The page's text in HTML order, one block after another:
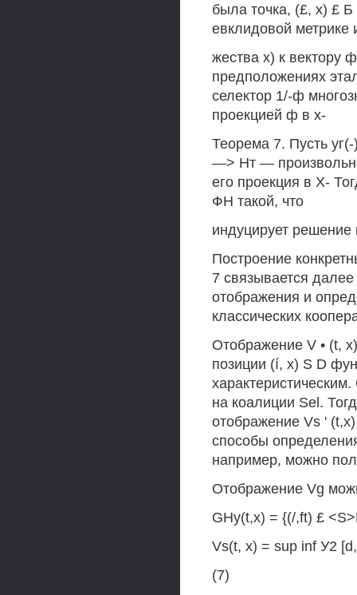
была точка, (£, х) £
евклидовой метрике
жества х) к вектору
предположениях
селектор 1/-ф
проекцией ф в х-
Теорема 7. Пусть
—> Нт —
его проекция в Х-
ФН такой, что
индуцирует решение
Построение
7 связывается
отображения и
классических
Отображение V • (t,
позиции (í, х) S D
на коалиции Sel.
отображение Vs '
способы
например, можно
Отображение Vg
GHy(t,x) = {(/,ft) £
Vs(t, x) = sup inf У2
(7)